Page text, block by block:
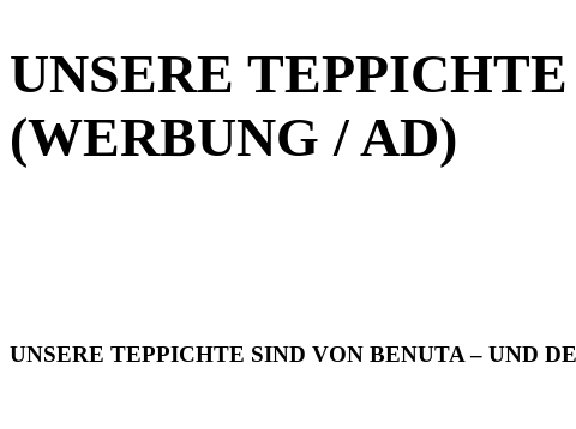
UNSERE
(WERBUNG / AD)
UNSERE TEPPICHTE SIND VON BENUTA – UND